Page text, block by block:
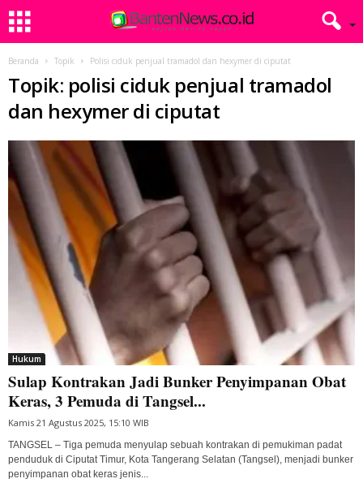
Beranda Topik Polisi ciduk penjual tramadol dan hexymer di ciputat
Topik: polisi ciduk penjual tramadol
dan hexymer di ciputat
Hukum
Sulap Kontrakan Jadi Bunker Penyimpanan Obat
Keras, 3 Pemuda di Tangsel...
Kamis 21 Agustus 2025, 15:10 WIB
TANGSEL – Tiga pemuda menyulap sebuah kontrakan di pemukiman padat
penduduk di Ciputat Timur, Kota Tangerang Selatan (Tangsel), menjadi bunker
penyimpanan obat keras jenis...